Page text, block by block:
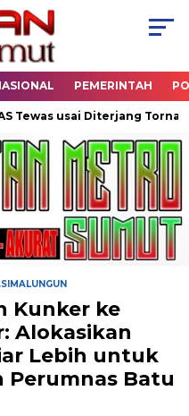
PEMERINTAH
Diterjang Tornado Dahsyat
Kunker ke
Alokasikan
Lebih untuk
Perumnas Batu